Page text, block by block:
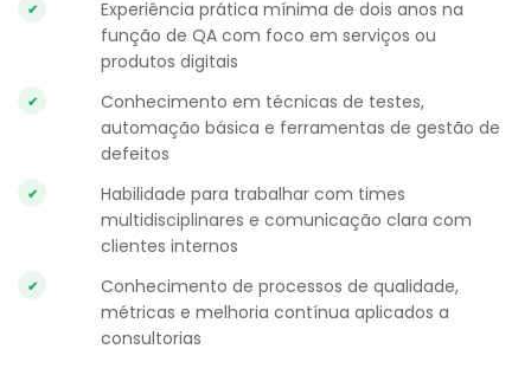
Experiência prática mínima de dois anos na
função de QA com foco em serviços ou
produtos digitais
Conhecimento em técnicas de testes,
automação básica e ferramentas de gestão de
defeitos
Habilidade para trabalhar com times
multidisciplinares e comunicação clara com
clientes internos
Conhecimento de processos de qualidade,
métricas e melhoria contínua aplicados a
consultorias